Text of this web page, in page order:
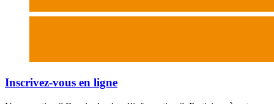
Inscrivez-vous en ligne